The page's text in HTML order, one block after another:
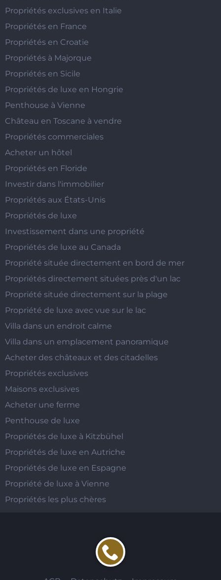
Propriétés exclusives en Italie
Propriétés en France
Propriétés en Croatie
Propriétés à Majorque
Propriétés en Sicile
Propriétés de luxe en Hongrie
Penthouse à Vienne
Château en Toscane à vendre
Propriétés commerciales
Acheter un hôtel
Propriétés en Floride
Investir dans l'immobilier
Propriétés aux États-Unis
Propriétés de luxe
Investissement dans une propriété
Propriétés de luxe au Canada
Propriété située directement en bord de mer
Propriétés directement situées près d'un lac
Propriété située directement sur la plage
Propriété de luxe avec vue sur le lac
Villa dans un endroit calme
Villa dans un emplacement panoramique
Acheter des châteaux et des citadelles
Propriétés exclusives
Maisons exclusives
Acheter une ferme
Penthouse de luxe
Propriétés de luxe à Kitzbühel
Propriétés de luxe en Autriche
Propriétés de luxe en Espagne
Propriété de luxe à Vienne
Propriétés les plus chères